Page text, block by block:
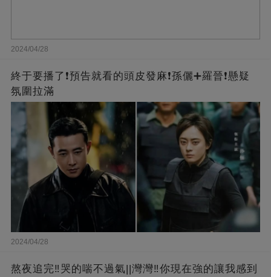
2024/04/28
終于要播了❗️預告就看的頭皮發麻❗️孫儷➕羅晉❗懸疑
氛圍拉滿
2024/04/28
熬夜追完‼️哭的喘不過氣||灣灣‼️你現在強的讓我感到